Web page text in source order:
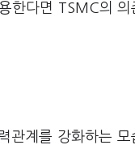
한다면 TSMC의 의
관계를 강화하는 모